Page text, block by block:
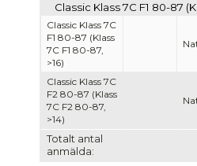
Totalt antal
anmälda:
Classic Klass 7C F1 80-87
Classic Klass 7C
F1 80-87 (Klass
7C F1 80-87,
>16)
Classic Klass 7C
F2 80-87 (Klass
7C F2 80-87,
>14)